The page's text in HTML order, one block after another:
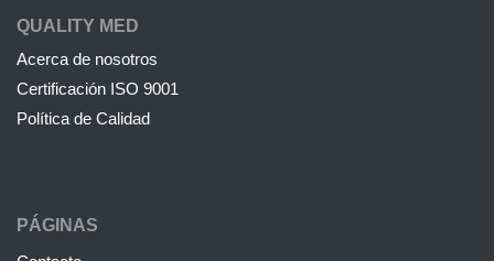
QUALITY MED
Acerca de nosotros
Certificación ISO 9001
Política de Calidad
PÁGINAS